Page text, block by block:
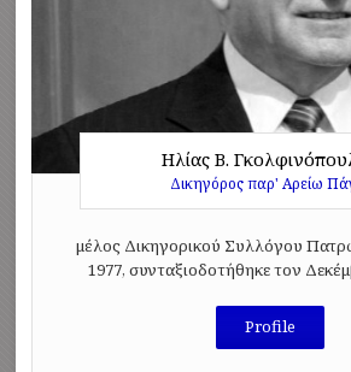
Ηλίας Β.
Δικηγόρος παρ' Αρείω
μέλος Δικηγορικού Συλλόγου
1977, συνταξιοδοτήθηκε τον
Profile